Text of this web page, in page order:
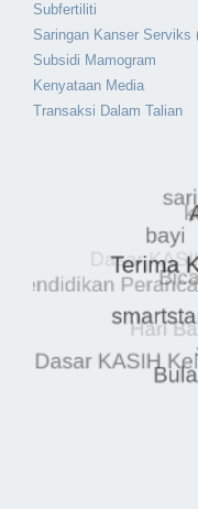
Subfertiliti
Saringan Kanser Serviks
Subsidi Mamogram
Kenyataan Media
Transaksi Dalam Talian